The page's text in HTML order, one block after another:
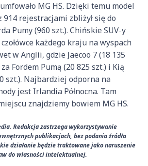
MG HS. Dzięki temu model
914 rejestracjami zbliżył się do
Pumy (960 szt.). Chińskie SUV-y
każdego kraju na wyspach
w Anglii, gdzie Jaecoo 7 (18 135
Fordem Pumą (20 825 szt.) i Kią
szt.). Najbardziej odporna na
jest Irlandia Północna. Tam
znajdziemy bowiem MG HS.
Redakcja zastrzega wykorzystywanie
publikacjach, bez podania źródła
działanie będzie traktowane jako naruszenie
do własności intelektualnej.